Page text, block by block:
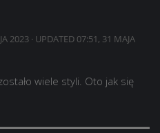
2023 · UPDATED 07:51, 31 MAJA
wiele styli. Oto jak się